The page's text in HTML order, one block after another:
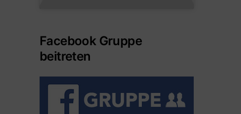
Facebook Gruppe
beitreten